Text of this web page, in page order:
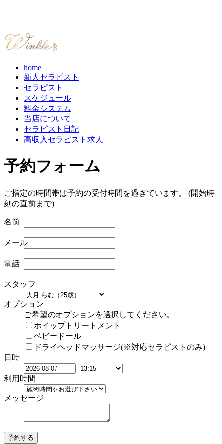
home
新人セラピスト
セラピスト
スケジュール
料金システム
当店について
セラピスト日記
高収入セラピスト求人
予約フォーム
ご指定の時間帯は予約の受付時間を過ぎています。 (開始時
刻の直前まで)
名前
メール
電話
スタッフ
オプション
ご希望のオプションを選択してください。
ホイップトリートメント
ベビードール
ドライヘッドマッサージ(※対応セラピストのみ)
日時
利用時間
メッセージ